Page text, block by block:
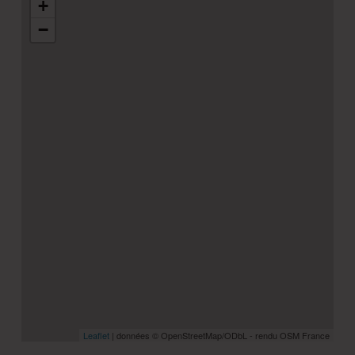
+
−
Leaflet | données © OpenStreetMap/ODbL - rendu OSM France